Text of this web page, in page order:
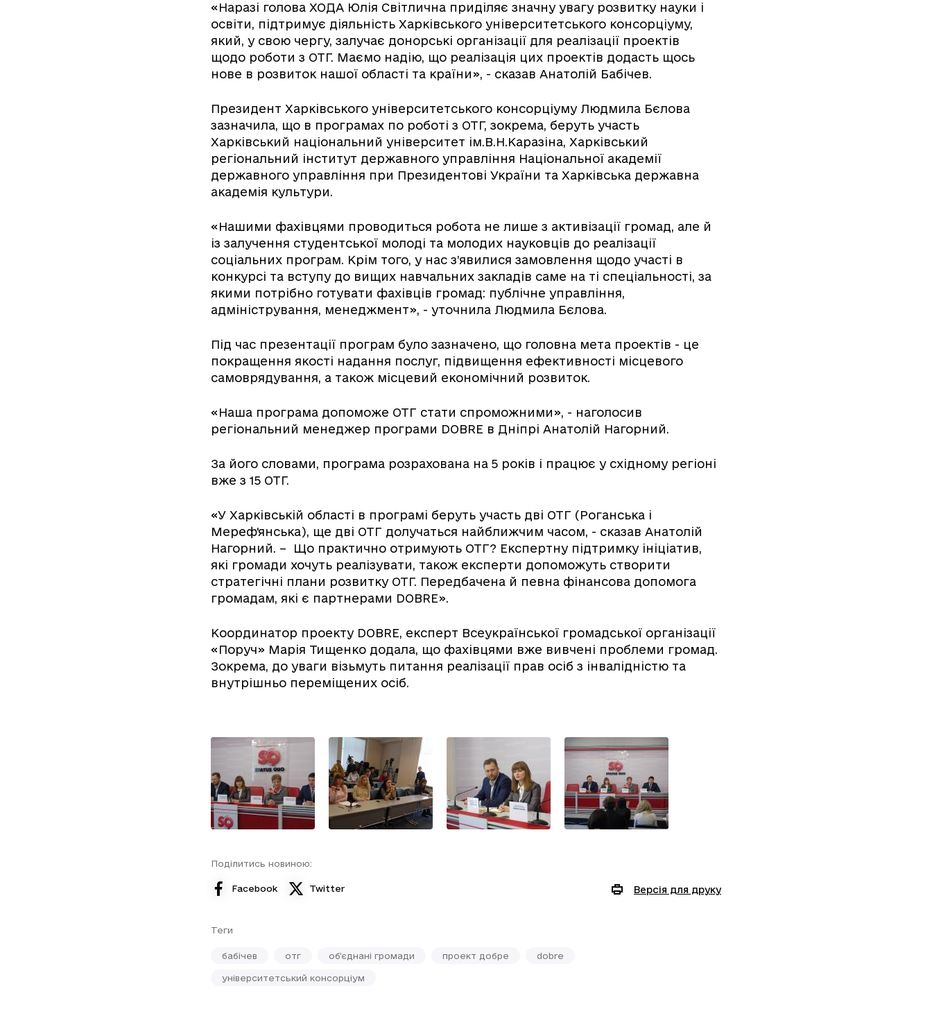
«Наразі голова ХОДА Юлія Світлична приділяє значну увагу розвитку науки і
освіти, підтримує діяльність Харківського університетського консорціуму,
який, у свою чергу, залучає донорські організації для реалізації проектів
щодо роботи з ОТГ. Маємо надію, що реалізація цих проектів додасть щось
нове в розвиток нашої області та країни», - сказав Анатолій Бабічев.
Президент Харківського університетського консорціуму Людмила Бєлова
зазначила, що в програмах по роботі з ОТГ, зокрема, беруть участь
Харківський національний університет ім.В.Н.Каразіна, Харківський
регіональний інститут державного управління Національної академії
державного управління при Президентові України та Харківська державна
академія культури.
«Нашими фахівцями проводиться робота не лише з активізації громад, але й
із залучення студентської молоді та молодих науковців до реалізації
соціальних програм. Крім того, у нас з’явилися замовлення щодо участі в
конкурсі та вступу до вищих навчальних закладів саме на ті спеціальності, за
якими потрібно готувати фахівців громад: публічне управління,
адміністрування, менеджмент», - уточнила Людмила Бєлова.
Під час презентації програм було зазначено, що головна мета проектів - це
покращення якості надання послуг, підвищення ефективності місцевого
самоврядування, а також місцевий економічний розвиток.
«Наша програма допоможе ОТГ стати спроможними», - наголосив
регіональний менеджер програми DOBRE в Дніпрі Анатолій Нагорний.
За його словами, програма розрахована на 5 років і працює у східному регіоні
вже з 15 ОТГ.
«У Харківській області в програмі беруть участь дві ОТГ (Роганська і
Мереф'янська), ще дві ОТГ долучаться найближчим часом, - сказав Анатолій
Нагорний. – Що практично отримують ОТГ? Експертну підтримку ініціатив,
які громади хочуть реалізувати, також експерти допоможуть створити
стратегічні плани розвитку ОТГ. Передбачена й певна фінансова допомога
громадам, які є партнерами DOBRE».
Координатор проекту DOBRE, експерт Всеукраїнської громадської організації
«Поруч» Марія Тищенко додала, що фахівцями вже вивчені проблеми громад.
Зокрема, до уваги візьмуть питання реалізації прав осіб з інвалідністю та
внутрішньо переміщених осіб.
Поділитись новиною:
Facebook Twitter Версія для друку
Теги
бабічев отг об’єднані громади проект добре dobre
університетський консорціум